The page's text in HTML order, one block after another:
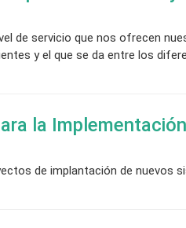
de servicio que nos ofrecen
y el que se da entre los
la
de implantación de nuevos